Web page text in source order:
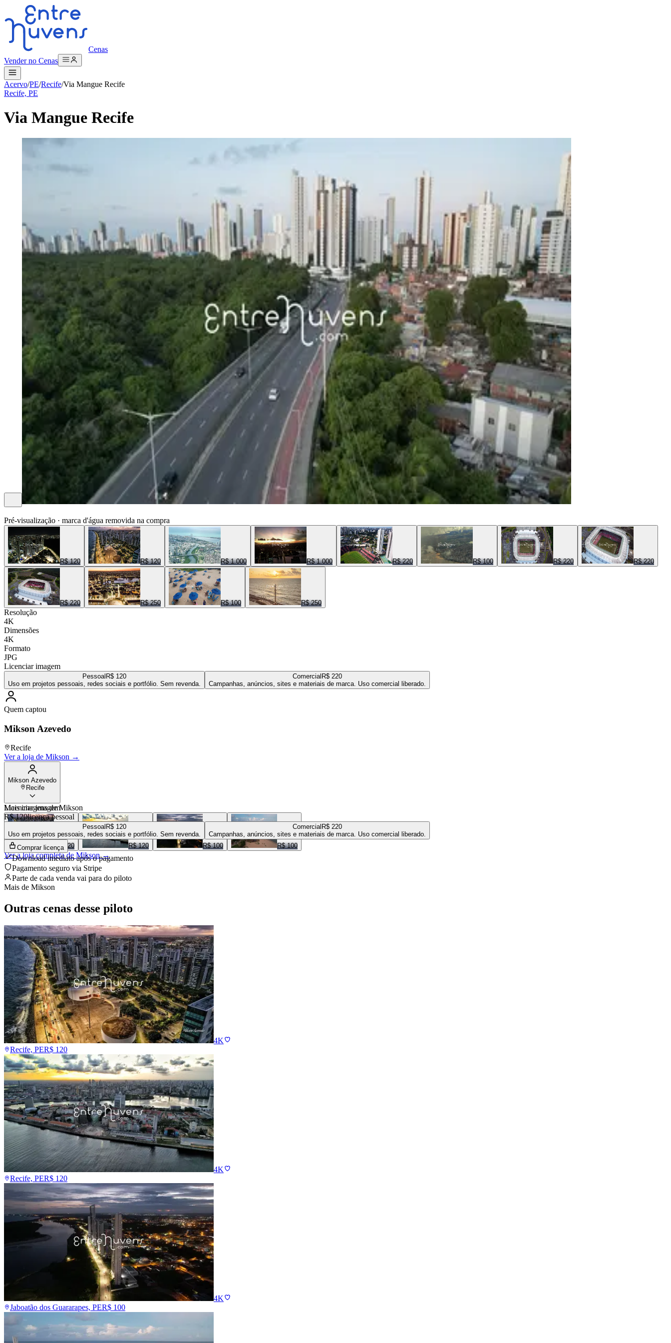
Cenas
Vender no Cenas
Acervo/PE/Recife/Via Mangue Recife
Recife, PE
Via Mangue Recife
Pré-visualização · marca d'água removida na compra
R$ 120 R$ 120 R$ 1.000 R$ 1.000 R$ 220 R$ 100 R$ 220 R$ 220
R$ 220 R$ 250 R$ 100 R$ 250
Resolução
4K
Dimensões
4K
Formato
JPG
Licenciar imagem
Pessoal R$ 120
Uso em projetos pessoais, redes sociais e portfólio. Sem revenda.
Comercial R$ 220
Campanhas, anúncios, sites e materiais de marca. Uso comercial liberado.
Quem captou
Mikson Azevedo
Recife
Ver a loja de Mikson →
Mikson Azevedo
Recife
Mais imagens deMikson
R$ 120 R$ 120 R$ 100 R$ 100
Ver a loja completa de Mikson→
Licenciar imagem
R$ 120licença pessoal
Pessoal R$ 120
Uso em projetos pessoais, redes sociais e portfólio. Sem revenda.
Comercial R$ 220
Campanhas, anúncios, sites e materiais de marca. Uso comercial liberado.
Comprar licença
Download imediato após o pagamento
Pagamento seguro via Stripe
Parte de cada venda vai para do piloto
Mais de Mikson
Outras cenas desse piloto
4K
Recife, PER$ 120
4K
Recife, PER$ 120
4K
Jaboatão dos Guararapes, PER$ 100